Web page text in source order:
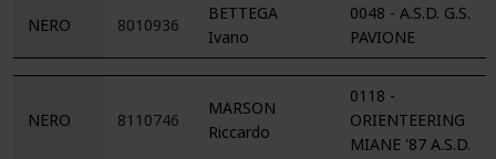
NERO 8010936
BETTEGA
Ivano
0048 - A.S.D. G.S.
PAVIONE
NERO 8110746
MARSON
Riccardo
0118 -
ORIENTEERING
MIANE '87 A.S.D.